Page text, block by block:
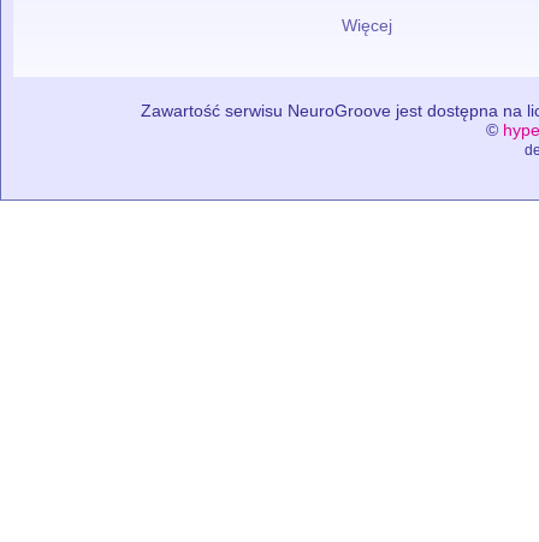
Więcej
Zawartość serwisu NeuroGroove jest dostępna na
©